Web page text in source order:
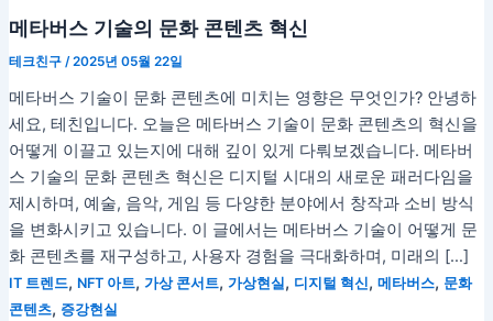
메타버스 기술의 문화 콘텐츠 혁신
테크친구 /2025년 05월 22일
메타버스 기술이 문화 콘텐츠에 미치는 영향은 무엇인가? 안녕하
세요, 테친입니다. 오늘은 메타버스 기술이 문화 콘텐츠의 혁신을
어떻게 이끌고 있는지에 대해 깊이 있게 다뤄보겠습니다. 메타버
스 기술의 문화 콘텐츠 혁신은 디지털 시대의 새로운 패러다임을
제시하며, 예술, 음악, 게임 등 다양한 분야에서 창작과 소비 방식
을 변화시키고 있습니다. 이 글에서는 메타버스 기술이 어떻게 문
화 콘텐츠를 재구성하고, 사용자 경험을 극대화하며, 미래의 […]
IT 트렌드, NFT 아트, 가상 콘서트, 가상현실, 디지털 혁신, 메타버스, 문화
콘텐츠, 증강현실